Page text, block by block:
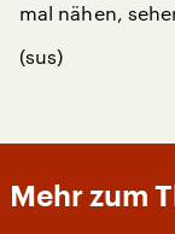
mal nähen,
(sus)
Mehr zum